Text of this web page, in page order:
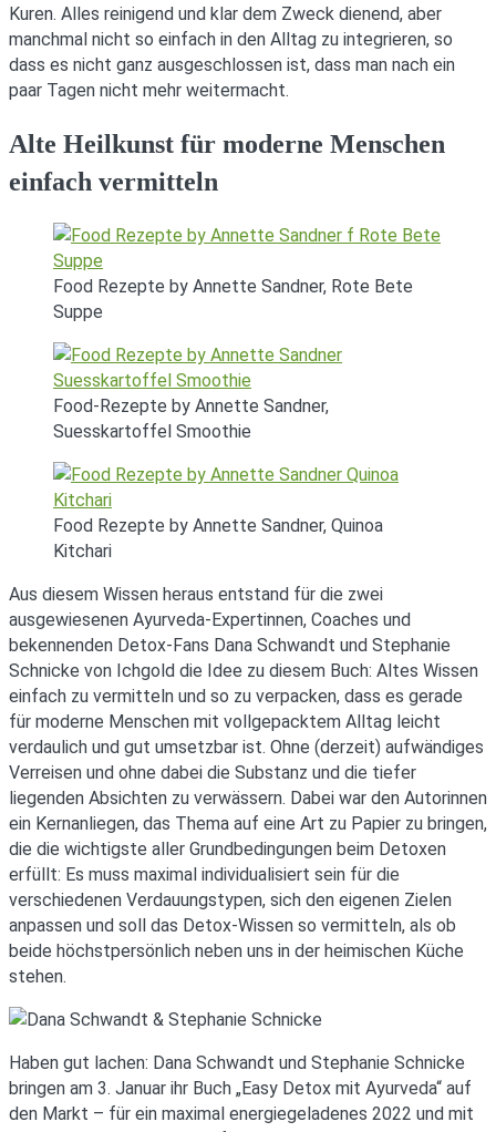
Kuren. Alles reinigend und klar dem Zweck dienend, aber
manchmal nicht so einfach in den Alltag zu integrieren, so
dass es nicht ganz ausgeschlossen ist, dass man nach ein
paar Tagen nicht mehr weitermacht.
Alte Heilkunst für moderne Menschen
einfach vermitteln
Food Rezepte by Annette Sandner, Rote Bete
Suppe
Food-Rezepte by Annette Sandner,
Suesskartoffel Smoothie
Food Rezepte by Annette Sandner, Quinoa
Kitchari
Aus diesem Wissen heraus entstand für die zwei
ausgewiesenen Ayurveda-Expertinnen, Coaches und
bekennenden Detox-Fans Dana Schwandt und Stephanie
Schnicke von Ichgold die Idee zu diesem Buch: Altes Wissen
einfach zu vermitteln und so zu verpacken, dass es gerade
für moderne Menschen mit vollgepacktem Alltag leicht
verdaulich und gut umsetzbar ist. Ohne (derzeit) aufwändiges
Verreisen und ohne dabei die Substanz und die tiefer
liegenden Absichten zu verwässern. Dabei war den Autorinnen
ein Kernanliegen, das Thema auf eine Art zu Papier zu bringen,
die die wichtigste aller Grundbedingungen beim Detoxen
erfüllt: Es muss maximal individualisiert sein für die
verschiedenen Verdauungstypen, sich den eigenen Zielen
anpassen und soll das Detox-Wissen so vermitteln, als ob
beide höchstpersönlich neben uns in der heimischen Küche
stehen.
Haben gut lachen: Dana Schwandt und Stephanie Schnicke
bringen am 3. Januar ihr Buch „Easy Detox mit Ayurveda“ auf
den Markt – für ein maximal energiegeladenes 2022 und mit